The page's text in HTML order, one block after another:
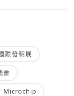
際發明展
會
Microchip